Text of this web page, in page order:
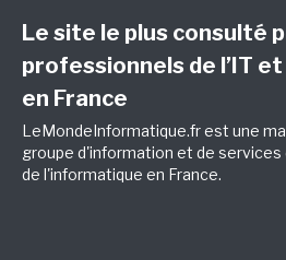
Le site le plus consulté
professionnels de l’IT
en France
LeMondeInformatique.fr est une
groupe d'information et de
de l'informatique en France.